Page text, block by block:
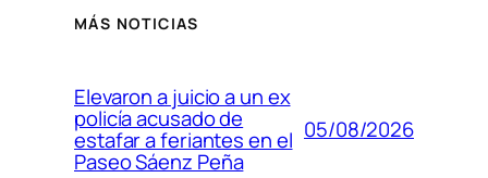
MÁS NOTICIAS
Elevaron a juicio a un ex
policía acusado de
estafar a feriantes en el
Paseo Sáenz Peña
05/08/2026